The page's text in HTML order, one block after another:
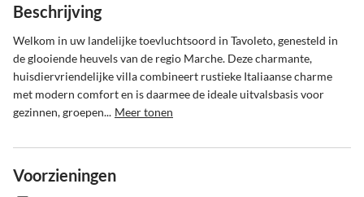
Beschrijving
Welkom in uw landelijke toevluchtsoord in Tavoleto, genesteld in
de glooiende heuvels van de regio Marche. Deze charmante,
huisdiervriendelijke villa combineert rustieke Italiaanse charme
met modern comfort en is daarmee de ideale uitvalsbasis voor
gezinnen, groepen... Meer tonen
Voorzieningen